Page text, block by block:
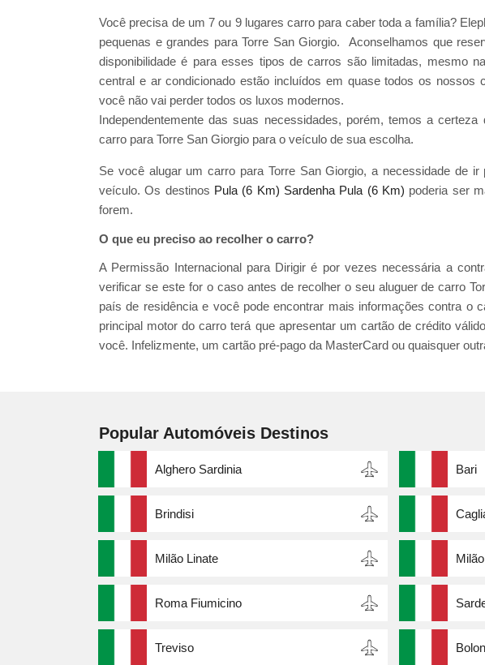
Você precisa de um 7 ou 9 lugares carro para caber toda a família?
pequenas e grandes para Torre San Giorgio. Aconselhamos que
disponibilidade é para esses tipos de carros são limitadas, mesmo
central e ar condicionado estão incluídos em quase todos os
você não vai perder todos os luxos modernos.
Independentemente das suas necessidades, porém, temos a
carro para Torre San Giorgio para o veículo de sua escolha.
Se você alugar um carro para Torre San Giorgio, a necessidade de
veículo. Os destinos Pula (6 Km) Sardenha Pula (6 Km) poderia ser
forem.
O que eu preciso ao recolher o carro?
A Permissão Internacional para Dirigir é por vezes necessária a
verificar se este for o caso antes de recolher o seu aluguer de carro
país de residência e você pode encontrar mais informações contra o
principal motor do carro terá que apresentar um cartão de crédito
você. Infelizmente, um cartão pré-pago da MasterCard ou quaisquer
Popular Automóveis Destinos
Alghero Sardinia Bari
Brindisi
Milão Linate
Roma Fiumicino
Treviso